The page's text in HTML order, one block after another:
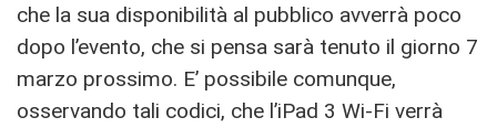
che la sua disponibilità al pubblico avverrà poco
dopo l’evento, che si pensa sarà tenuto il giorno 7
marzo prossimo. E’ possibile comunque,
osservando tali codici, che l’iPad 3 Wi-Fi verrà